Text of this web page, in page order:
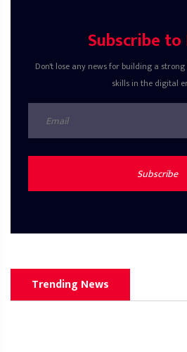
Subscribe to
Don't lose any news for building a
skills in the digital
Subscribe
Trending News